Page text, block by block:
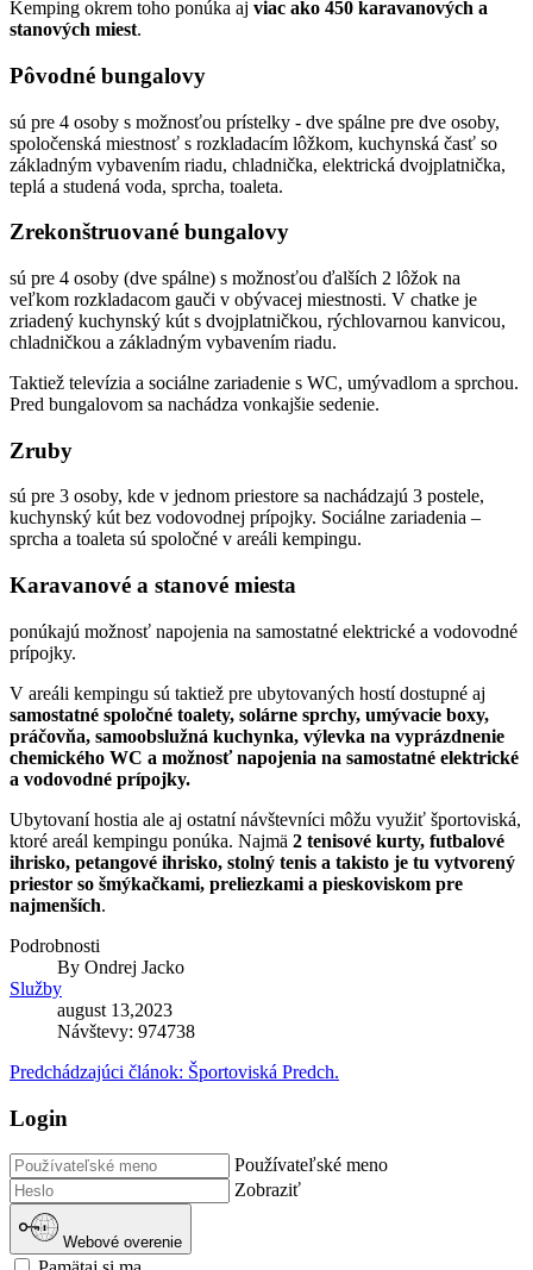
Kemping okrem toho ponúka aj viac ako 450 karavanových a
stanových miest.
Pôvodné bungalovy
sú pre 4 osoby s možnosťou prístelky - dve spálne pre dve osoby,
spoločenská miestnosť s rozkladacím lôžkom, kuchynská časť so
základným vybavením riadu, chladnička, elektrická dvojplatnička,
teplá a studená voda, sprcha, toaleta.
Zrekonštruované bungalovy
sú pre 4 osoby (dve spálne) s možnosťou ďalších 2 lôžok na
veľkom rozkladacom gauči v obývacej miestnosti. V chatke je
zriadený kuchynský kút s dvojplatničkou, rýchlovarnou kanvicou,
chladničkou a základným vybavením riadu.
Taktiež televízia a sociálne zariadenie s WC, umývadlom a sprchou.
Pred bungalovom sa nachádza vonkajšie sedenie.
Zruby
sú pre 3 osoby, kde v jednom priestore sa nachádzajú 3 postele,
kuchynský kút bez vodovodnej prípojky. Sociálne zariadenia –
sprcha a toaleta sú spoločné v areáli kempingu.
Karavanové a stanové miesta
ponúkajú možnosť napojenia na samostatné elektrické a vodovodné
prípojky.
V areáli kempingu sú taktiež pre ubytovaných hostí dostupné aj
samostatné spoločné toalety, solárne sprchy, umývacie boxy,
práčovňa, samoobslužná kuchynka, výlevka na vyprázdnenie
chemického WC a možnosť napojenia na samostatné elektrické
a vodovodné prípojky.
Ubytovaní hostia ale aj ostatní návštevníci môžu využiť športoviská,
ktoré areál kempingu ponúka. Najmä 2 tenisové kurty, futbalové
ihrisko, petangové ihrisko, stolný tenis a takisto je tu vytvorený
priestor so šmýkačkami, preliezkami a pieskoviskom pre
najmenších.
Podrobnosti
By Ondrej Jacko
Služby
august 13,2023
Návštevy: 974738
Predchádzajúci článok: Športoviská Predch.
Login
Používateľské meno
Zobraziť
Webové overenie